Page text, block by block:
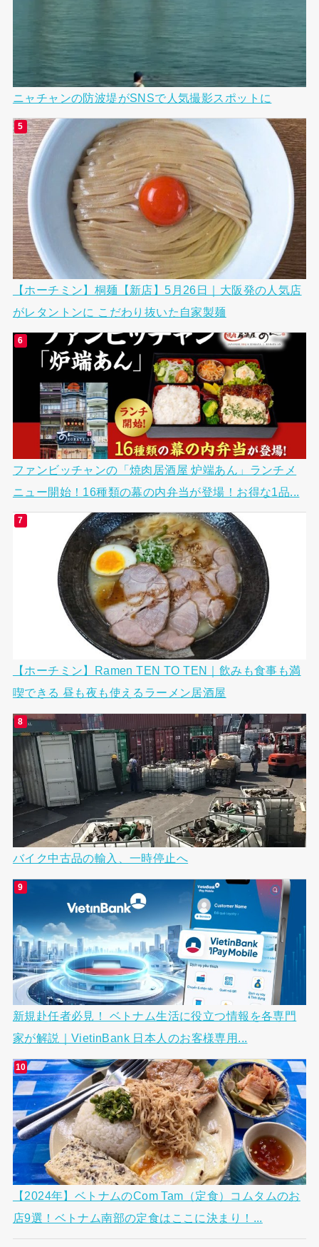
ニャチャンの防波堤がSNSで人気撮影スポットに
【ホーチミン】桐麺【新店】5月26日｜大阪発の人気店
がレタントンに こだわり抜いた自家製麺
ファンビッチャンの「焼肉居酒屋 炉端あん」ランチメ
ニュー開始！16種類の幕の内弁当が登場！お得な1品...
【ホーチミン】Ramen TEN TO TEN｜飲みも食事も満
喫できる 昼も夜も使えるラーメン居酒屋
バイク中古品の輸入、一時停止へ
新規赴任者必見！ ベトナム生活に役立つ情報を各専門
家が解説｜VietinBank 日本人のお客様専用...
【2024年】ベトナムのCom Tam（定食）コムタムのお
店9選！ベトナム南部の定食はここに決まり！...